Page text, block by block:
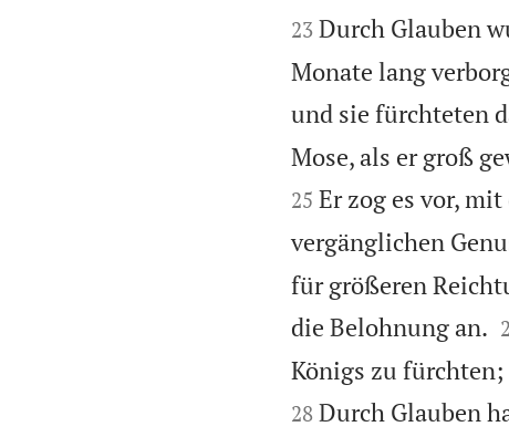


23 Durch Glauben
Monate lang
und sie fürchteten
Mose, als er groß
25 Er zog es vor,
vergänglichen
für größeren
die Belohnung an.
Königs zu fürchten;
28 Durch Glauben